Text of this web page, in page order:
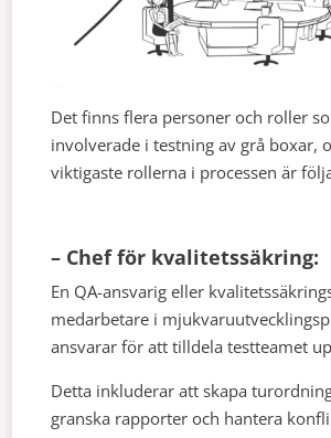
Det finns flera personer och roller
involverade i testning av grå boxar,
viktigaste rollerna i processen är
– Chef för kvalitetssäkring:
En QA-ansvarig eller
medarbetare i
ansvarar för att tilldela testteamet
Detta inkluderar att skapa
granska rapporter och hantera